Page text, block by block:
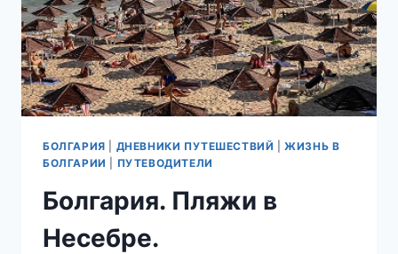
БОЛГАРИЯ ДНЕВНИКИ ПУТЕШЕСТВИЙ |ЖИЗНЬ В
БОЛГАРИИ
ПУТЕВОДИТЕЛИ
Болгария. Пляжи в
Несебре.